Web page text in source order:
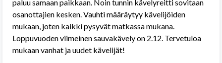
paluu samaan paikkaan. Noin tunnin kävelyreitti sovitaan
osanottajien kesken. Vauhti määräytyy kävelijöiden
mukaan, joten kaikki pysyvät matkassa mukana.
Loppuvuoden viimeinen sauvakävely on 2.12. Tervetuloa
mukaan vanhat ja uudet kävelijät!